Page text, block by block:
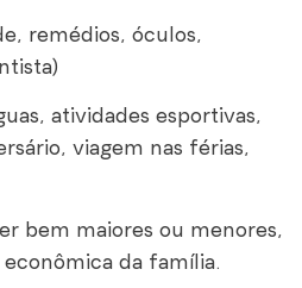
remédios, óculos,
atividades esportivas,
viagem nas férias,
bem maiores ou menores,
da família.